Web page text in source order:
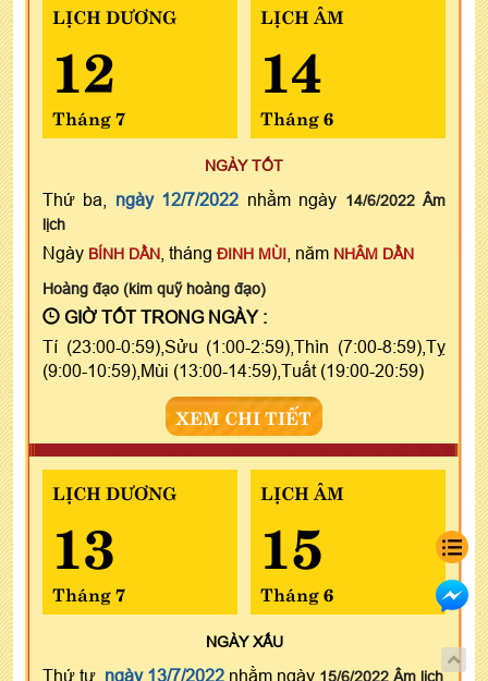
LỊCH DƯƠNG
12
Tháng 7
LỊCH ÂM
14
Tháng 6
NGÀY TỐT
Thứ ba, ngày 12/7/2022 nhằm ngày 14/6/2022 Âm
lịch
Ngày BÍNH DẦN , tháng ĐINH MÙI , năm NHÂM DẦN
Hoàng đạo (kim quỹ hoàng đạo)
GIỜ TỐT TRONG NGÀY :
Tí (23:00-0:59),Sửu (1:00-2:59),Thìn (7:00-8:59),Tỵ
(9:00-10:59),Mùi (13:00-14:59),Tuất (19:00-20:59)
XEM CHI TIẾT
LỊCH DƯƠNG
13
Tháng 7
LỊCH ÂM
15
Tháng 6
NGÀYXẤU
Thứ tư, ngày 13/7/2022 nhằm ngày 15/6/2022 Âm lịch